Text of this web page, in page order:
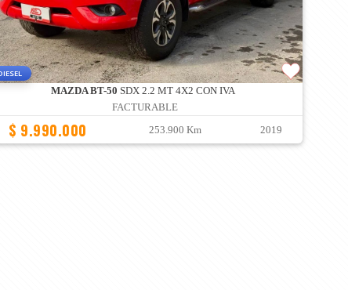
MAZDA BT-50 SDX 2.2 MT 4X2 CON IVA
FACTURABLE
$ 9.990.000 253.900 Km 2019